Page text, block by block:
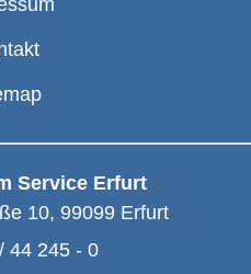
Service Erfurt
10, 99099 Erfurt
44 245 - 0